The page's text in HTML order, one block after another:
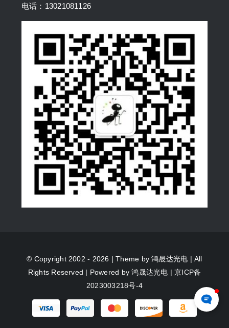
电话：13021081126
© Copyright 2002 - 2026 | Theme by鸿晟达光电 | All
Rights Reserved | Powered by鸿晟达光电 |京ICP备
2023003218号-4